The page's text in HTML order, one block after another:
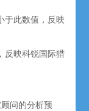
于此数值，反映
反映科锐国际猎
问的分析预